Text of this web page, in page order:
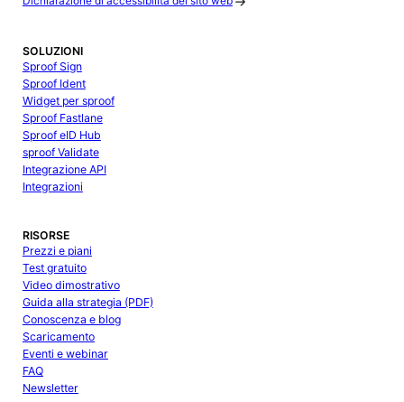
SOLUZIONI
Sproof Sign
Sproof Ident
Widget per sproof
Sproof Fastlane
Sproof eID Hub
sproof Validate
Integrazione API
Integrazioni
RISORSE
Prezzi e piani
Test gratuito
Video dimostrativo
Guida alla strategia (PDF)
Conoscenza e blog
Scaricamento
Eventi e webinar
FAQ
Newsletter